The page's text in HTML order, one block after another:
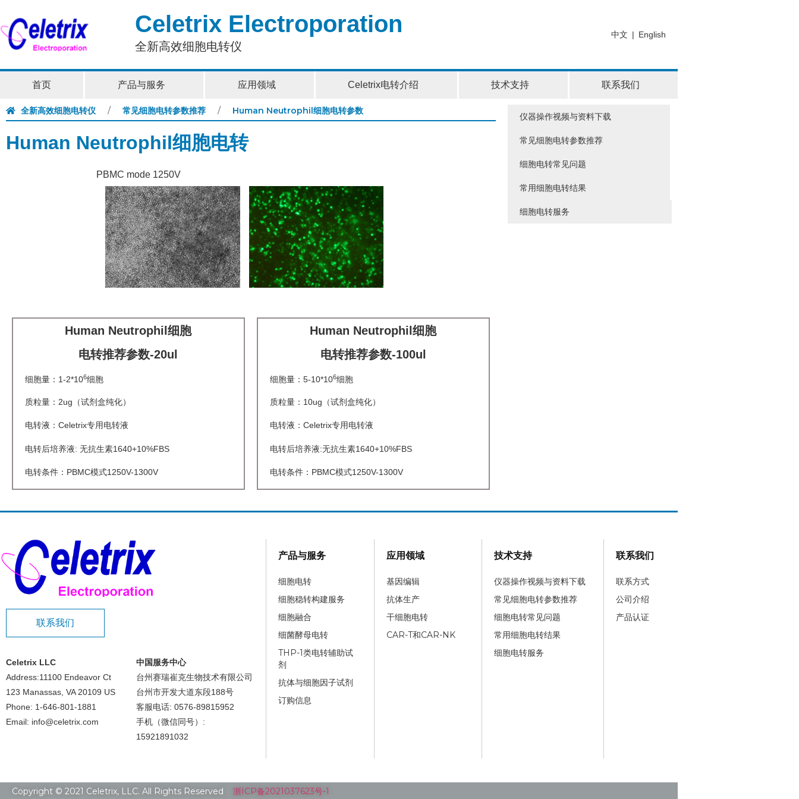
Celetrix Electroporation
全新高效细胞电转仪
中文 | English
首页 产品与服务 应用领域 Celetrix电转介绍 技术支持 联系我们
全新高效细胞电转仪 常见细胞电转参数推荐 Human Neutrophil细胞电转参数
Human Neutrophil细胞电转
PBMC mode 1250V
Human Neutrophil细胞
电转推荐参数-20ul
细胞量：1-2*106细胞
质粒量：2ug（试剂盒纯化）
电转液：Celetrix专用电转液
电转后培养液: 无抗生素1640+10%FBS
电转条件：PBMC模式1250V-1300V
Human Neutrophil细胞
电转推荐参数-100ul
细胞量：5-10*106细胞
质粒量：10ug（试剂盒纯化）
电转液：Celetrix专用电转液
电转后培养液:无抗生素1640+10%FBS
电转条件：PBMC模式1250V-1300V
仪器操作视频与资料下载
常见细胞电转参数推荐
细胞电转常见问题
常用细胞电转结果
细胞电转服务
联系我们
Celetrix LLC
Address:11100 Endeavor Ct
123 Manassas, VA 20109 US
Phone: 1-646-801-1881
Email: info@celetrix.com
中国服务中心
台州赛瑞崔克生物技术有限公司
台州市开发大道东段188号
客服电话: 0576-89815952
手机（微信同号）:
15921891032
产品与服务
细胞电转
细胞稳转构建服务
细胞融合
细菌酵母电转
THP-1类电转辅助试
剂
抗体与细胞因子试剂
订购信息
应用领域
基因编辑
抗体生产
干细胞电转
CAR-T和CAR-NK
技术支持
仪器操作视频与资料下载
常见细胞电转参数推荐
细胞电转常见问题
常用细胞电转结果
细胞电转服务
联系我们
联系方式
公司介绍
产品认证
Copyright © 2021 Celetrix, LLC. All Rights Reserved 浙ICP备2021037623号-1